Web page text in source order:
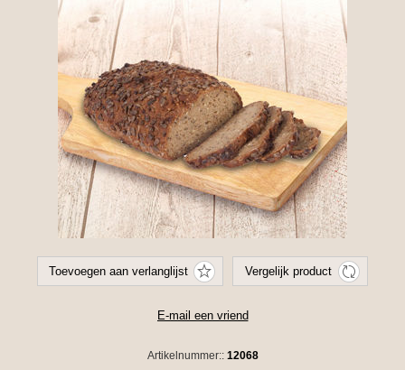
Artikelnummer:: 12068